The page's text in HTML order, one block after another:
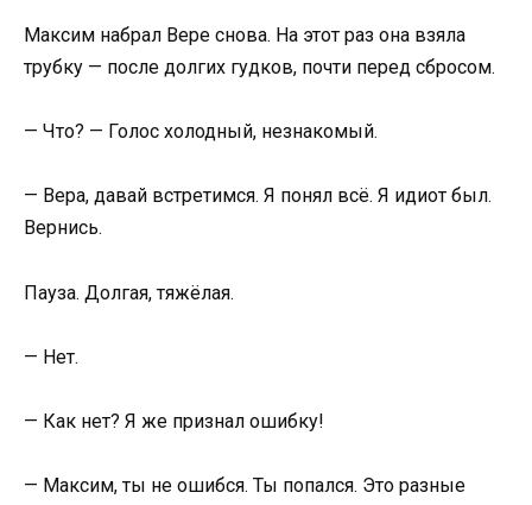
Максим набрал Вере снова. На этот раз она взяла
трубку — после долгих гудков, почти перед сбросом.
— Что? — Голос холодный, незнакомый.
— Вера, давай встретимся. Я понял всё. Я идиот был.
Вернись.
Пауза. Долгая, тяжёлая.
— Нет.
— Как нет? Я же признал ошибку!
— Максим, ты не ошибся. Ты попался. Это разные